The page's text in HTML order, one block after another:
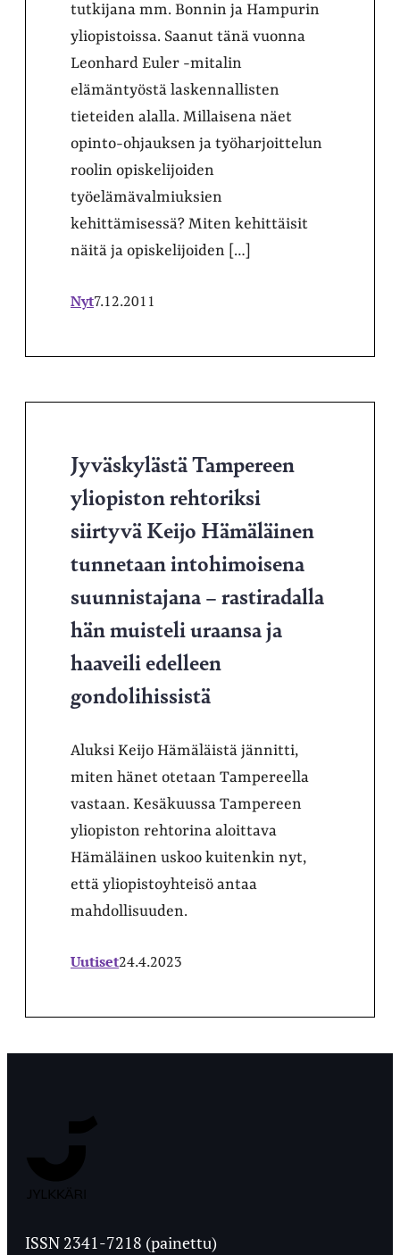
tutkijana mm. Bonnin ja Hampurin
yliopistoissa. Saanut tänä vuonna
Leonhard Euler -mitalin
elämäntyöstä laskennallisten
tieteiden alalla. Millaisena näet
opinto-ohjauksen ja työharjoittelun
roolin opiskelijoiden
työelämävalmiuksien
kehittämisessä? Miten kehittäisit
näitä ja opiskelijoiden […]
Nyt7.12.2011
Jyväskylästä Tampereen
yliopiston rehtoriksi
siirtyvä Keijo Hämäläinen
tunnetaan intohimoisena
suunnistajana – rastiradalla
hän muisteli uraansa ja
haaveili edelleen
gondolihissistä
Aluksi Keijo Hämäläistä jännitti,
miten hänet otetaan Tampereella
vastaan. Kesäkuussa Tampereen
yliopiston rehtorina aloittava
Hämäläinen uskoo kuitenkin nyt,
että yliopistoyhteisö antaa
mahdollisuuden.
Uutiset24.4.2023
Ylioppilaslehti
ISSN 2341-7218 (painettu)